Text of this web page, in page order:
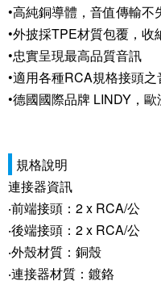
•高純銅導體，音值傳輸不
•外披採TPE材質包覆，
•忠實呈現最高品質音訊
•適用各種RCA規格接頭之
•德國國際品牌 LINDY，
規格說明
連接器資訊
‧前端接頭：2 x RCA/公
‧後端接頭：2 x RCA/公
‧外殼材質：銅殼
‧連接器材質：鍍鉻